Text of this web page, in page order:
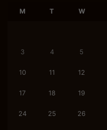
M T W
3 4 5
10 11 12
17 18 19
24 25 26